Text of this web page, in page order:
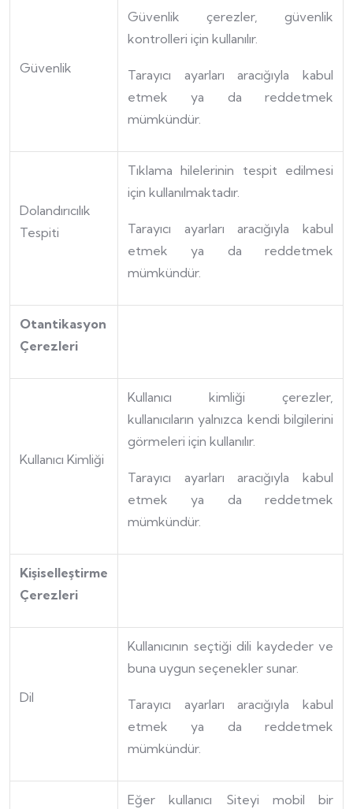
Güvenlik
Güvenlik çerezler, güvenlik
kontrolleri için kullanılır.
Tarayıcı ayarları aracığıyla kabul
etmek ya da reddetmek
mümkündür.
Dolandırıcılık
Tespiti
Tıklama hilelerinin tespit edilmesi
için kullanılmaktadır.
Tarayıcı ayarları aracığıyla kabul
etmek ya da reddetmek
mümkündür.
Otantikasyon
Çerezleri
Kullanıcı Kimliği
Kullanıcı kimliği çerezler,
kullanıcıların yalnızca kendi bilgilerini
görmeleri için kullanılır.
Tarayıcı ayarları aracığıyla kabul
etmek ya da reddetmek
mümkündür.
Kişiselleştirme
Çerezleri
Dil
Kullanıcının seçtiği dili kaydeder ve
buna uygun seçenekler sunar.
Tarayıcı ayarları aracığıyla kabul
etmek ya da reddetmek
mümkündür.
Eğer kullanıcı Siteyi mobil bir